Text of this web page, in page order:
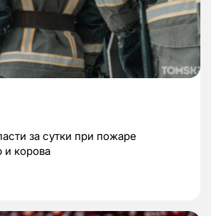
за сутки при пожаре
и корова